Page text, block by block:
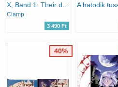
Clamp
3 490 Ft
40%